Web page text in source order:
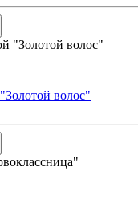
волос"